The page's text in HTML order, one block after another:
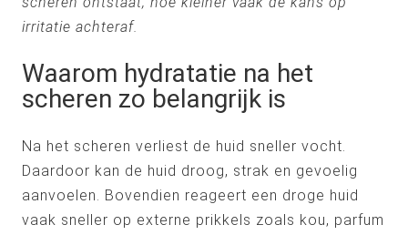
irritatie achteraf.
Waarom hydratatie na het
scheren zo belangrijk is
Na het scheren verliest de huid sneller vocht.
Daardoor kan de huid droog, strak en gevoelig
aanvoelen. Bovendien reageert een droge huid
vaak sneller op externe prikkels zoals kou, parfum